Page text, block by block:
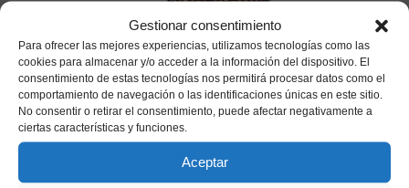
Gestionar consentimiento
Para ofrecer las mejores experiencias, utilizamos tecnologías como las
cookies para almacenar y/o acceder a la información del dispositivo. El
consentimiento de estas tecnologías nos permitirá procesar datos como el
comportamiento de navegación o las identificaciones únicas en este sitio.
No consentir o retirar el consentimiento, puede afectar negativamente a
ciertas características y funciones.
Aceptar
Guantes Rejilla Negro